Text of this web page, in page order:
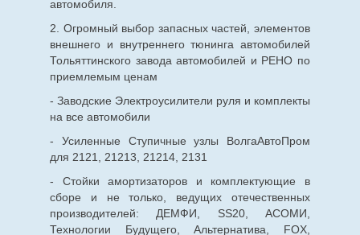
автомобиля.
2. Огромный выбор запасных частей, элементов
внешнего и внутреннего тюнинга автомобилей
Тольяттинского завода автомобилей и РЕНО по
приемлемым ценам
- Заводские Электроусилители руля и комплекты
на все автомобили
- Усиленные Ступичные узлы ВолгаАвтоПром
для 2121, 21213, 21214, 2131
- Стойки амортизаторов и комплектующие в
сборе и не только, ведущих отечественных
производителей: ДЕМФИ, SS20, АСОМИ,
Технологии Будущего, Альтернатива, FOX,